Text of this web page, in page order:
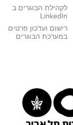
לקהילת הבוגרים ב
LinkedIn
רישום ועדכון פרטים
במערכת הבוגרים